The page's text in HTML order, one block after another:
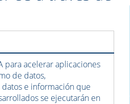
para acelerar aplicaciones
de datos,
e información que
se ejecutarán en